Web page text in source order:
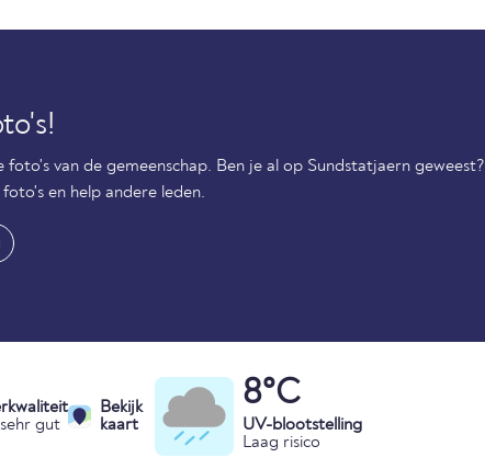
foto's van de gemeenschap. Ben je al op Sundstatjaern geweest?
en help andere leden.
gut
Bekijk
kaart
8°C
UV-blootstelling
Laag risico